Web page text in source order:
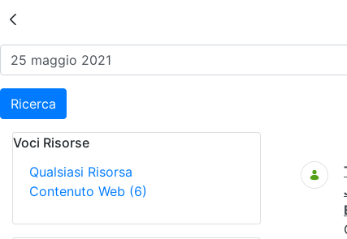
Risultati della Ricerca -
Ricerca
Voci Risorse
Qualsiasi Risorsa
Contenuto Web (6)
Ricerca